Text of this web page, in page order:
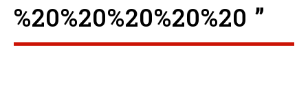
%20%20%20%20%20 ”